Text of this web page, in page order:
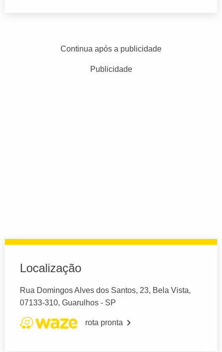
Continua após a publicidade
Publicidade
Localização
Rua Domingos Alves dos Santos, 23, Bela Vista,
07133-310, Guarulhos - SP
rota pronta